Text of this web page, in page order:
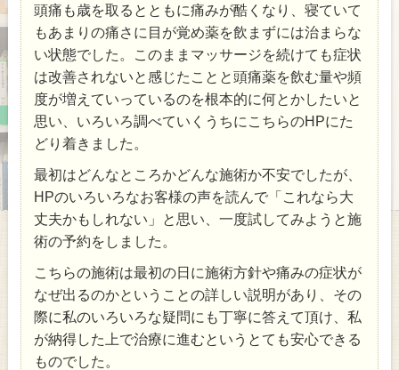
頭痛も歳を取るとともに痛みが酷くなり、寝ていて
もあまりの痛さに目が覚め薬を飲まずには治まらな
い状態でした。このままマッサージを続けても症状
は改善されないと感じたことと頭痛薬を飲む量や頻
度が増えていっているのを根本的に何とかしたいと
思い、いろいろ調べていくうちにこちらのHPにた
どり着きました。
最初はどんなところかどんな施術か不安でしたが、
HPのいろいろなお客様の声を読んで「これなら大
丈夫かもしれない」と思い、一度試してみようと施
術の予約をしました。
こちらの施術は最初の日に施術方針や痛みの症状が
なぜ出るのかということの詳しい説明があり、その
際に私のいろいろな疑問にも丁寧に答えて頂け、私
が納得した上で治療に進むというとても安心できる
ものでした。